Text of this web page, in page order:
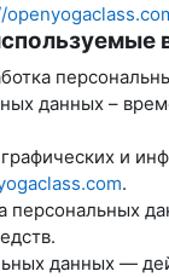
данных –
и
.
персональных
данных —